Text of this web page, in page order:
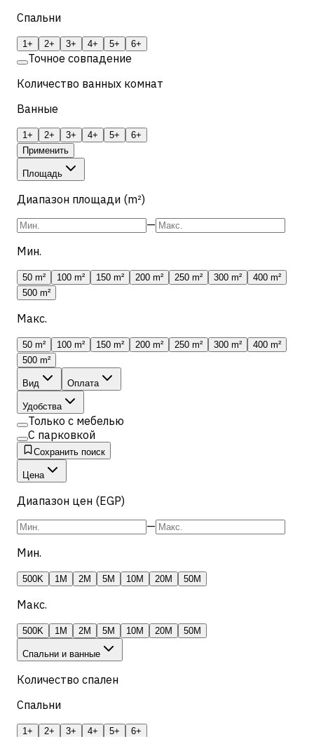
Спальни
1+ 2+ 3+ 4+ 5+ 6+
Точное совпадение
Количество ванных комнат
Ванные
1+ 2+ 3+ 4+ 5+
6+
Применить
Площадь
Диапазон площади (m²)
—
Мин.
50 m² 100 m² 150 m² 200 m² 250 m² 300 m²
400 m²
500 m²
Макс.
50 m² 100 m² 150 m² 200 m² 250 m² 300 m²
400 m²
500 m²
Вид Оплата
Удобства
Только с мебелью
С парковкой
Сохранить поиск
Цена
Диапазон цен (EGP)
—
Мин.
500K 1M 2M 5M 10M 20M 50M
Макс.
500K 1M 2M 5M 10M 20M 50M
Спальни и ванные
Количество спален
Спальни
1+ 2+ 3+ 4+ 5+ 6+